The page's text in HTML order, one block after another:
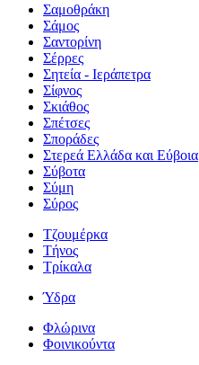
Σαμοθράκη
Σάμος
Σαντορίνη
Σέρρες
Σητεία - Ιεράπετρα
Σίφνος
Σκιάθος
Σπέτσες
Σποράδες
Στερεά Ελλάδα και Εύβοια
Σύβοτα
Σύμη
Σύρος
Τζουμέρκα
Τήνος
Τρίκαλα
Ύδρα
Φλώρινα
Φοινικούντα